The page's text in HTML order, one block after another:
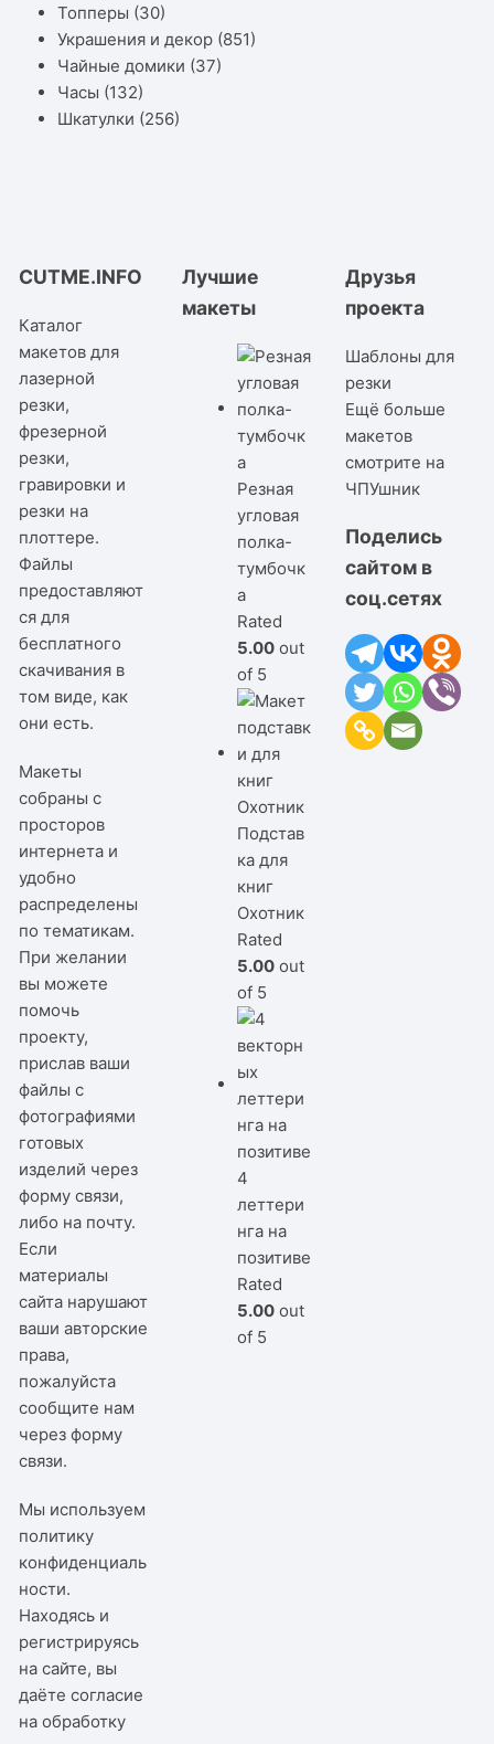
Топперы (30)
Украшения и декор (851)
Чайные домики (37)
Часы (132)
Шкатулки (256)
CUTME.INFO
Каталог
макетов для
лазерной
резки,
фрезерной
резки,
гравировки и
резки на
плоттере.
Файлы
предоставляют
ся для
бесплатного
скачивания в
том виде, как
они есть.
Макеты
собраны с
просторов
интернета и
удобно
распределены
по тематикам.
При желании
вы можете
помочь
проекту,
прислав ваши
файлы с
фотографиями
готовых
изделий через
форму связи,
либо на почту.
Если
материалы
сайта нарушают
ваши авторские
права,
пожалуйста
сообщите нам
черезформу
связи.
Мы используем
политику
конфиденциаль
ности.
Находясь и
регистрируясь
на сайте, вы
даёте согласие
на обработку
Лучшие
макеты
Резная
угловая
полка-
тумбочк
а
Rated
5.00 out
of 5
Подстав
ка для
книг
Охотник
Rated
5.00 out
of 5
4
леттери
нга на
позитиве
Rated
5.00 out
of 5
Друзья
проекта
Шаблоны для
резки
Ещё больше
макетов
смотрите на
ЧПУшник
Поделись
сайтом в
соц.сетях